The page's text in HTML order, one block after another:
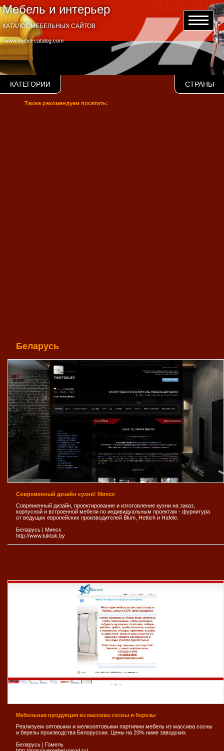
Мебель и интерьер
www.mebel-catalog.com
КАТАЛОГ МЕБЕЛЬНЫХ САЙТОВ
КАТЕГОРИИ СТРАНЫ
Также рекомендуем посетить:
Беларусь
Современный дизайн кухни! Минск
Современный дизайн, проектирование и изготовление кухни на заказ,
корпусной и встроенной мебели по индивидуальным проектам - фурнитура
от ведущих европейских производителей Blum, Hettich и Hafele.
Беларусь | Минск
http://www.tuktuk.by
Мебельная продукция из массива сосны и березы
Реализуем оптовыми и мелкооптовыми партиями мебель из массива сосны
и березы производства Белоруссии. Цены на 20% ниже заводских.
Беларусь | Гомель